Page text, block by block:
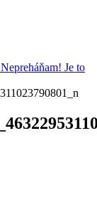
Je to